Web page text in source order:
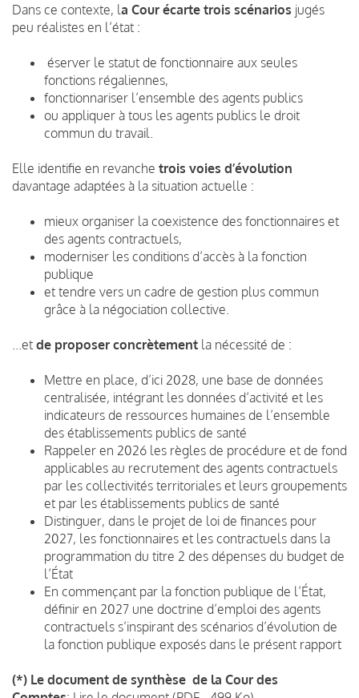
Dans ce contexte, la Cour écarte trois scénarios jugés
peu réalistes en l’état :
éserver le statut de fonctionnaire aux seules
fonctions régaliennes,
fonctionnariser l’ensemble des agents publics
ou appliquer à tous les agents publics le droit
commun du travail.
Elle identifie en revanche trois voies d’évolution
davantage adaptées à la situation actuelle :
mieux organiser la coexistence des fonctionnaires et
des agents contractuels,
moderniser les conditions d’accès à la fonction
publique
et tendre vers un cadre de gestion plus commun
grâce à la négociation collective.
...et de proposer concrètement la nécessité de :
Mettre en place, d’ici 2028, une base de données
centralisée, intégrant les données d’activité et les
indicateurs de ressources humaines de l’ensemble
des établissements publics de santé
Rappeler en 2026 les règles de procédure et de fond
applicables au recrutement des agents contractuels
par les collectivités territoriales et leurs groupements
et par les établissements publics de santé
Distinguer, dans le projet de loi de finances pour
2027, les fonctionnaires et les contractuels dans la
programmation du titre 2 des dépenses du budget de
l’État
En commençant par la fonction publique de l’État,
définir en 2027 une doctrine d’emploi des agents
contractuels s’inspirant des scénarios d’évolution de
la fonction publique exposés dans le présent rapport
(*) Le document de synthèse de la Cour des